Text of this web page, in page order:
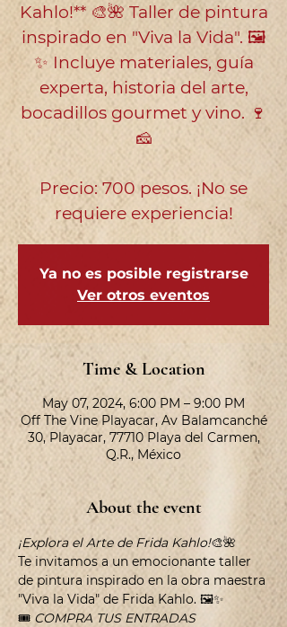
Kahlo!** 🎨🌺 Taller de pintura
inspirado en "Viva la Vida". 🖼️
✨ Incluye materiales, guía
experta, historia del arte,
bocadillos gourmet y vino. 🍷
🧀
Precio: 700 pesos. ¡No se
requiere experiencia!
Ya no es posible registrarse
Ver otros eventos
Time & Location
May 07, 2024, 6:00 PM – 9:00 PM
Off The Vine Playacar, Av Balamcanché
30, Playacar, 77710 Playa del Carmen,
Q.R., México
About the event
¡Explora el Arte de Frida Kahlo!🎨🌺
Te invitamos a un emocionante taller
de pintura inspirado en la obra maestra
"Viva la Vida" de Frida Kahlo. 🖼️✨
🎟️ COMPRA TUS ENTRADAS